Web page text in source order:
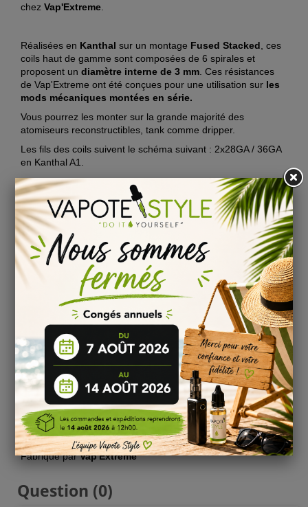
chez Vap'Extreme
Réalisées en Kanthal sur un montage Fused Stacked , ces
coils haut de gamme sont composées de 6 spirales et
proposent un diamètre interne de 3 mm . Ces résistances
de Vap'Extreme ont été conçues pour une utilisation sur les
mods mécaniques montées en série.
Vous pourrez les monter sur la grande majorité des
atomiseurs reconstructibles, tank comme dripper.
Les fils des coils suivent le schéma suivant : 2x28GA / 36GA
en Kanthal A1.
Valeur pour un montage mono-coil: 0.7 Ω
Valeur pour un montage dual-coil: 0.35 Ω
DESCRIPTION
Résistances Pré-Montées - Prêtes à être installées et
cotonnées
Boîte de2 coils
Matériau:Kanthal A1
Tressage: Fused Stacked
Valeur résistive:0.7 ohmpar coil
Fabriqué parVap'Extrême
Question (0)